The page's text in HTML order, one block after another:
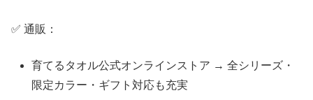
✅ 通販：
育てるタオル公式オンラインストア → 全シリーズ・
限定カラー・ギフト対応も充実